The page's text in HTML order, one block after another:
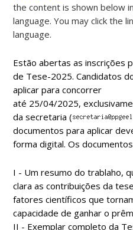
the content is shown below
language. You may click the
language.
Estão abertas as inscrições
de Tese-2025. Candidatos
aplicar para concorrer
até 25/04/2025,
da secretaria (
documentos para aplicar
forma digital. Os
I - Um resumo do trablaho,
clara as contribuições da
fatores científicos que
capacidade de ganhar o
II - Exemplar completo da